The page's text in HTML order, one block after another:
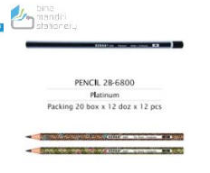
TO
WISHCOMPARE